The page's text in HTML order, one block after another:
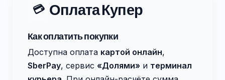
💳 Оплата Купер
Как оплатить покупки
Доступна оплата картой онлайн,
SberPay, сервис «Долями» и терминал